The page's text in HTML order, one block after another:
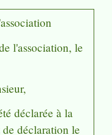
l'association, le
déclarée à la
déclaration le